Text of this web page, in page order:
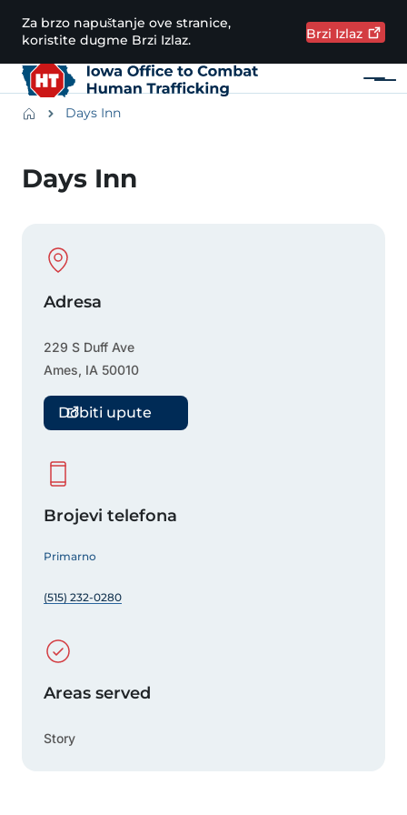
Preskoči na glavni sadržaj
Za brzo napuštanje ove stranice,
koristite dugme Brzi Izlaz.
Brzi Izlaz
Meni
Breadcrumbs
Days Inn
Days Inn
Physical Location
Adresa
229 S Duff Ave
Ames, IA 50010
Dobiti upute
Brojevi telefona
Primarno
(515) 232-0280
Areas served
Story